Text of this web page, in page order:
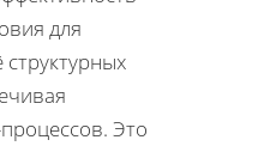
для
Это